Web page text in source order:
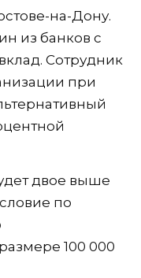
на-Дону.
из банков с
Сотрудник
при
двое выше
по
100 000